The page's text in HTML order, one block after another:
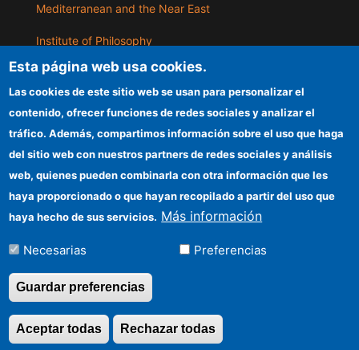
Mediterranean and the Near East
Institute of Philosophy
Institute of Public Policies and Goods
ILLA
CSIC Electronic Office
Information for providers
Funding entities
Location
©Copyright 2026 Todos los derechos
reservados
Esta página web usa cookies.
Las cookies de este sitio web se usan para personalizar el
contenido, ofrecer funciones de redes sociales y analizar el
tráfico. Además, compartimos información sobre el uso que haga
del sitio web con nuestros partners de redes sociales y análisis
web, quienes pueden combinarla con otra información que les
haya proporcionado o que hayan recopilado a partir del uso que
haya hecho de sus servicios. Más información
Necesarias Preferencias
Guardar preferencias
Rechazar todas
Aceptar todas